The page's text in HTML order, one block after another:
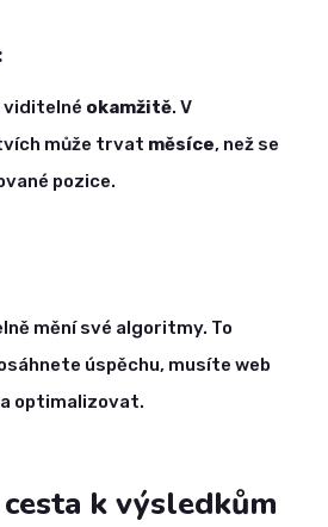
viditelné okamžitě. V
může trvat měsíce, než se
pozice.
mění své algoritmy. To
úspěchu, musíte web
optimalizovat.
k výsledkům